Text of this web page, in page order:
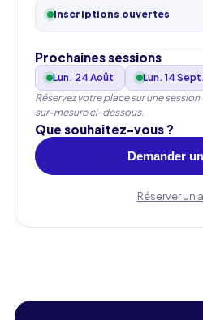
Téléphone
🇫🇷+33▾
Inscriptions ouvertes
Prochaines sessions
Lun. 24 Août Lun. 14
Réservez votre place sur une
sur-mesure ci-dessous.
Que souhaitez-vous ?
Demander
Réserver un